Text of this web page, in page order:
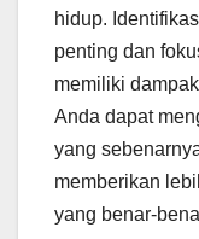
hidup.
penting dan
memiliki
Anda dapat
yang
memberikan
yang benar-